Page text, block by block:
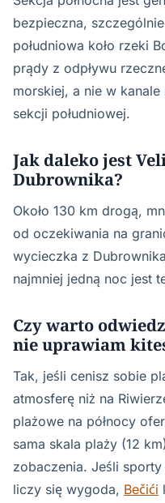
bezpieczna,
południowa koło rzeki
prądy z odpływu
morskiej, a nie w
sekcji południowej.
Jak daleko jest
Dubrownika?
Około 130 km drogą,
od oczekiwania na
wycieczka z
najmniej jedną noc jest
Czy warto
nie uprawiam
Tak, jeśli cenisz sobie
atmosferę niż na
plażowe na północy
sama skala plaży (12
zobaczenia. Jeśli
liczy się wygoda, Bečići